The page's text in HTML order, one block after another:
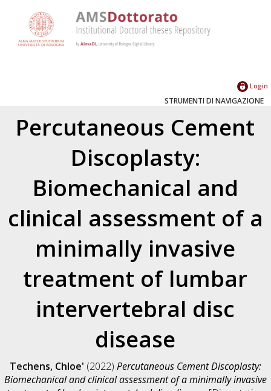
Login
STRUMENTI DI NAVIGAZIONE
Percutaneous Cement
Discoplasty:
Biomechanical and
clinical assessment of a
minimally invasive
treatment of lumbar
intervertebral disc
disease
Techens, Chloe' (2022) Percutaneous Cement Discoplasty:
Biomechanical and clinical assessment of a minimally invasive